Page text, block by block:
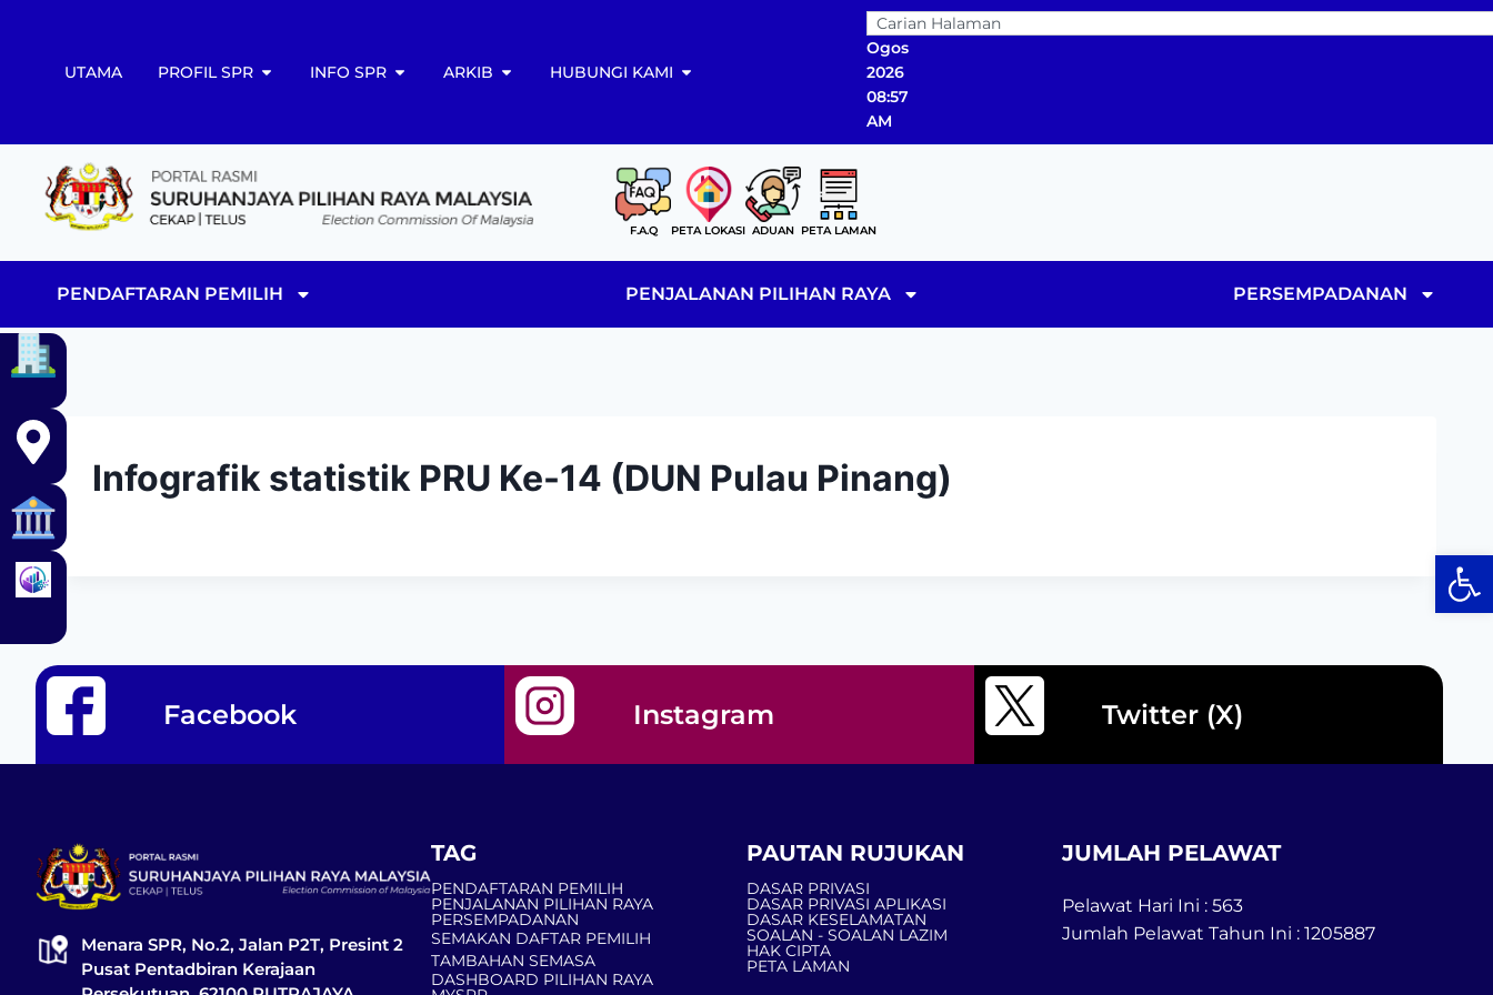
UTAMA PROFIL SPR INFO SPR ARKIB HUBUNGI KAMI
07
Ogos
2026
08:57
AM
F.A.Q PETA LOKASI ADUAN PETA LAMAN
PENDAFTARAN PEMILIH PENJALANAN PILIHAN RAYA PERSEMPADANAN
Infografik statistik PRU Ke-14 (DUN Pulau Pinang)
Facebook Instagram Twitter (X)
Menara SPR, No.2, Jalan P2T, Presint 2
Pusat Pentadbiran Kerajaan
TAG
PENDAFTARAN PEMILIH
PENJALANAN PILIHAN RAYA
PERSEMPADANAN
SEMAKAN DAFTAR PEMILIH
TAMBAHAN SEMASA
DASHBOARD PILIHAN RAYA
PAUTAN RUJUKAN
DASAR PRIVASI
DASAR PRIVASI APLIKASI
DASAR KESELAMATAN
SOALAN - SOALAN LAZIM
HAK CIPTA
PETA LAMAN
JUMLAH PELAWAT
Pelawat Hari Ini : 563
Jumlah Pelawat Tahun Ini : 1205887